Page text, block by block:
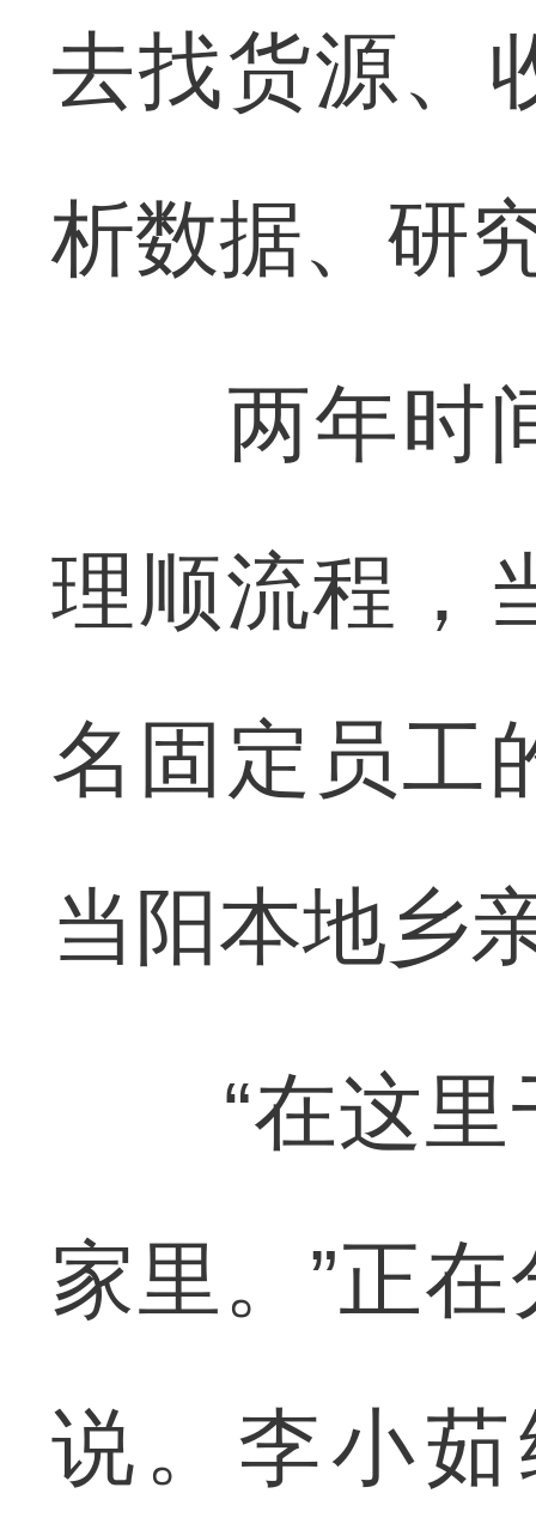
去找货源、
析数据、研
两年时间
理顺流程，
名固定员工
当阳本地乡
“在这里
家里。”正
说。李小